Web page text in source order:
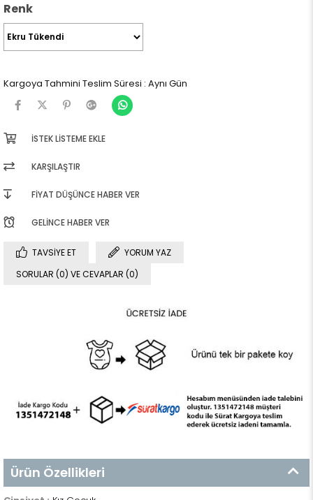
Renk
Kargoya Tahmini Teslim Süresi : Aynı Gün
İSTEK LISTEME EKLE
KARŞILAŞTIR
FIYAT DÜŞÜNCE HABER VER
GELINCE HABER VER
TAVSIYE ET
YORUM YAZ
SORULAR (0) VE CEVAPLAR (0)
Ürün Özellikleri